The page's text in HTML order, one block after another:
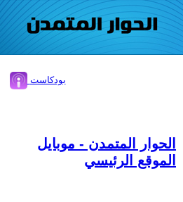
بودكاست
الحوار المتمدن - موبايل
الموقع الرئيسي